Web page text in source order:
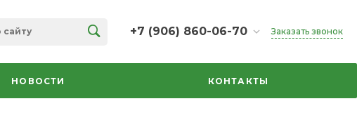
+7 (906) 860-06-70
+7 (906) 860-06-70
г. Челябинск, ТК Кольцо,
секция 35
Заказать звонок
НОВОСТИ КОНТАКТЫ